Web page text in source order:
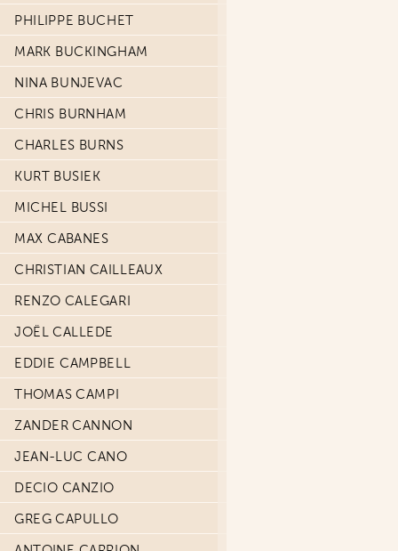
PHILIPPE BUCHET
MARK BUCKINGHAM
NINA BUNJEVAC
CHRIS BURNHAM
CHARLES BURNS
KURT BUSIEK
MICHEL BUSSI
MAX CABANES
CHRISTIAN CAILLEAUX
RENZO CALEGARI
JOËL CALLEDE
EDDIE CAMPBELL
THOMAS CAMPI
ZANDER CANNON
JEAN-LUC CANO
DECIO CANZIO
GREG CAPULLO